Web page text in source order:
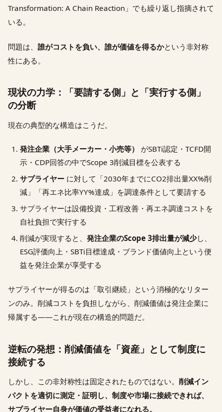
Transformation: A Chain Reaction」でも繰り返し指摘されて
いる。
問題は、 誰がコストを負い、誰が価値を得るかという非対称
性にある。
現状の力学：「要請する側」と「実行する側」
の分断
現在の典型的な構造はこうだ。
発注企業（大手メーカー・小売等）
がSBTi認定・TCFD開
示・CDP回答の中でScope 3削減目標を公表する
サプライヤー に対して「2030年までにCO2排出量XX%削
減」「再エネ比率YY%達成」を調達条件として要請する
サプライヤーは設備投資・工程改善・再エネ調達コストを
自社負担で実行する
削減が実現すると、発注企業のScope 3排出量が減少し、
ESG評価向上・SBTi目標達成・ブランド価値向上という便
益を発注企業が享受する
サプライヤーが得るのは「取引継続」という消極的なリター
ンのみ。削減コストを負担しながら、削減価値は発注企業に
帰属する——これが現在の構造的問題だ。
逆転の発想：削減価値を「資産」として制度に
接続する
しかし、この非対称性は固定されたものではない。 削減イン
パクトを適切に測定・証明し、制度や市場に接続できれば、
サプライヤー自身が価値の受益者になれる。